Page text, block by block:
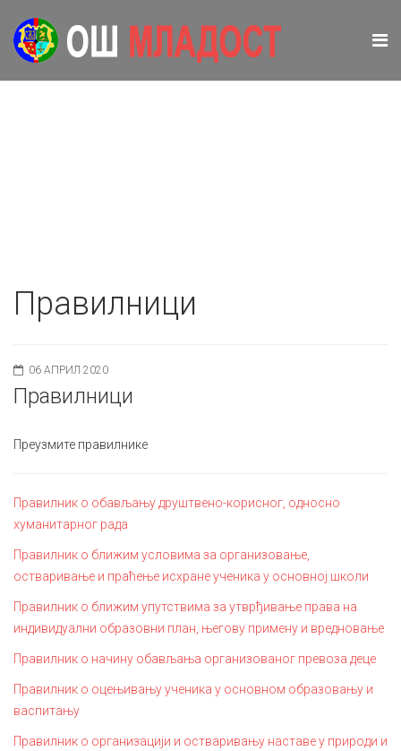
Правилници
06 АПРИЛ 2020
Правилници
Преузмите правилнике
Правилник о обављању друштвено-корисног, односно
хуманитарног рада
Правилник о ближим условима за организовање,
остваривање и праћење исхране ученика у основној школи
Правилник о ближим упутствима за утврђивање права на
индивидуални образовни план, његову примену и вредновање
Правилник о начину обављања организованог превоза деце
Правилник о оцењивању ученика у основном образовању и
васпитању
Правилник о организацији и остваривању наставе у природи и